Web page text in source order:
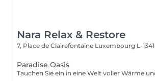
Nara Relax & Restore
7, Place de Clairefontaine Luxembourg L-1341
Paradise Oasis